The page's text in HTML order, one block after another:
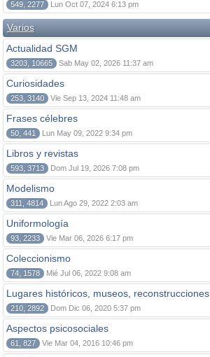
549, 2277 Lun Oct 07, 2024 6:13 pm
Varios
Actualidad SGM
3203, 10665 Sab May 02, 2026 11:37 am
Curiosidades
253, 3140 Vie Sep 13, 2024 11:48 am
Frases célebres
50, 441 Lun May 09, 2022 9:34 pm
Libros y revistas
593, 3713 Dom Jul 19, 2026 7:08 pm
Modelismo
311, 4814 Lun Ago 29, 2022 2:03 am
Uniformología
93, 2233 Vie Mar 06, 2026 6:17 pm
Coleccionismo
74, 1578 Mié Jul 06, 2022 9:08 am
Lugares históricos, museos, reconstrucciones
210, 2892 Dom Dic 06, 2020 5:37 pm
Aspectos psicosociales
61, 827 Vie Mar 04, 2016 10:46 pm